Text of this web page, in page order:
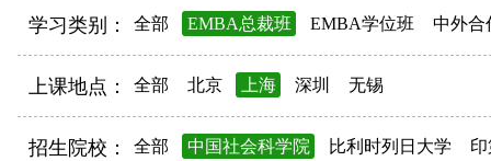
学习类别： 全部 EMBA总裁班 EMBA学位班 中外合
上课地点： 全部 北京 上海 深圳 无锡
招生院校： 全部 中国社会科学院 比利时列日大学